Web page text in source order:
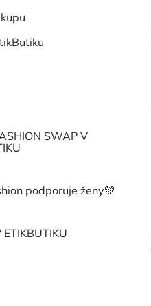
SWAP V
podporuje ženy💚